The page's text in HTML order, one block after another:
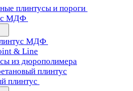
плинтусы и пороги
МДФ
МДФ
& Line
из дюрополимера
плинтус
плинтус